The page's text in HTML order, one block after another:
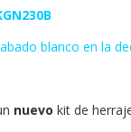
blanco en la
nuevo kit de